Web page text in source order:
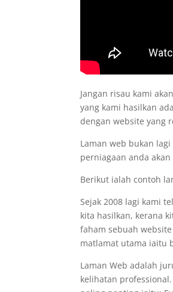
Jangan risau kami
yang kami hasilkan
dengan website yang
Laman web bukan
perniagaan anda
Berikut ialah contoh
Sejak 2008 lagi kami
kita hasilkan, kerana
faham sebuah
matlamat utama iaitu
Laman Web adalah
kelihatan